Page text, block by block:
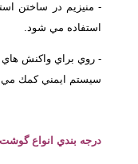
- منيزيم در ساختن
استفاده مي شود.
- روي براي واكنش هاي
سيستم ايمني كمك مي
درجه بندي انواع گوشت